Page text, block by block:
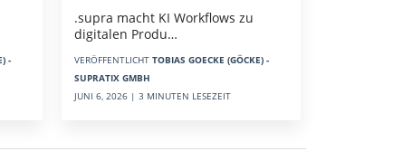
-
.supra macht KI Workflows zu
digitalen Produ…
VERÖFFENTLICHT TOBIAS GOECKE (GÖCKE) -
SUPRATIX GMBH
JUNI 6, 2026 | 3 MINUTEN LESEZEIT